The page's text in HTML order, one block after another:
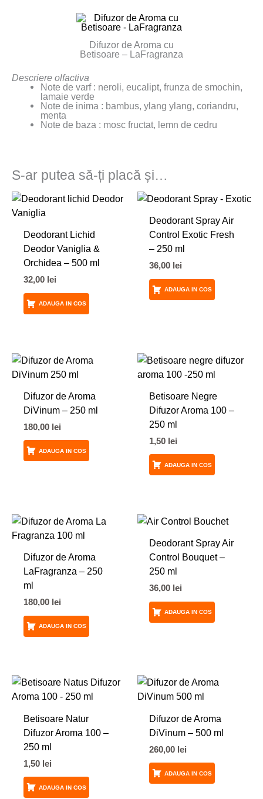
Difuzor de Aroma cu
Betisoare – LaFragranza
Descriere olfactiva
Note de varf : neroli, eucalipt, frunza de smochin,
lamaie verde
Note de inima : bambus, ylang ylang, coriandru,
menta
Note de baza : mosc fructat, lemn de cedru
S-ar putea să-ți placă și…
Deodorant Lichid
Deodor Vaniglia &
Orchidea – 500 ml
32,00 lei
ADAUGA IN COS
Deodorant Spray Air
Control Exotic Fresh
– 250 ml
36,00 lei
ADAUGA IN COS
Difuzor de Aroma
DiVinum – 250 ml
180,00 lei
ADAUGA IN COS
Betisoare Negre
Difuzor Aroma 100 –
250 ml
1,50 lei
ADAUGA IN COS
Difuzor de Aroma
LaFragranza – 250
ml
180,00 lei
ADAUGA IN COS
Deodorant Spray Air
Control Bouquet –
250 ml
36,00 lei
ADAUGA IN COS
Betisoare Natur
Difuzor Aroma 100 –
250 ml
1,50 lei
ADAUGA IN COS
Difuzor de Aroma
DiVinum – 500 ml
260,00 lei
ADAUGA IN COS